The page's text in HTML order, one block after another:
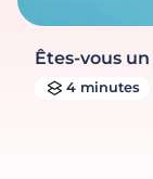
Êtes-vous
4 minutes